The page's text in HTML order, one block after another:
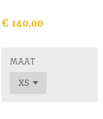
€ 140,00
MAAT